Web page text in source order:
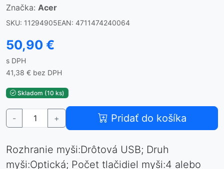
Značka: Acer
SKU: 11294905EAN: 4711474240064
50,90 €
s DPH
41,38 € bez DPH
Skladom (10 ks)
- + Pridať do košíka
Rozhranie myši:Drôtová USB; Druh
myši:Optická; Počet tlačidiel myši:4 alebo